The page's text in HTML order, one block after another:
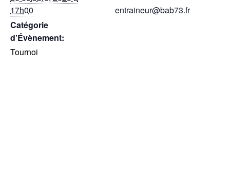
17h00
Catégorie
d’Évènement:
Tournoi
entraineur@bab73.fr